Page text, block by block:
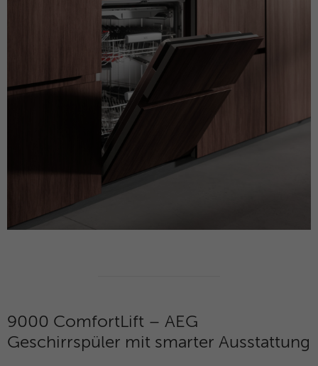
9000 ComfortLift – AEG
Geschirrspüler mit smarter Ausstattung